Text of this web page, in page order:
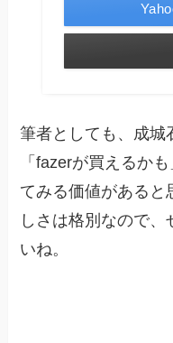
筆者としても、成城
「fazerが買えるか
てみる価値があると
しさは格別なので、
いね。